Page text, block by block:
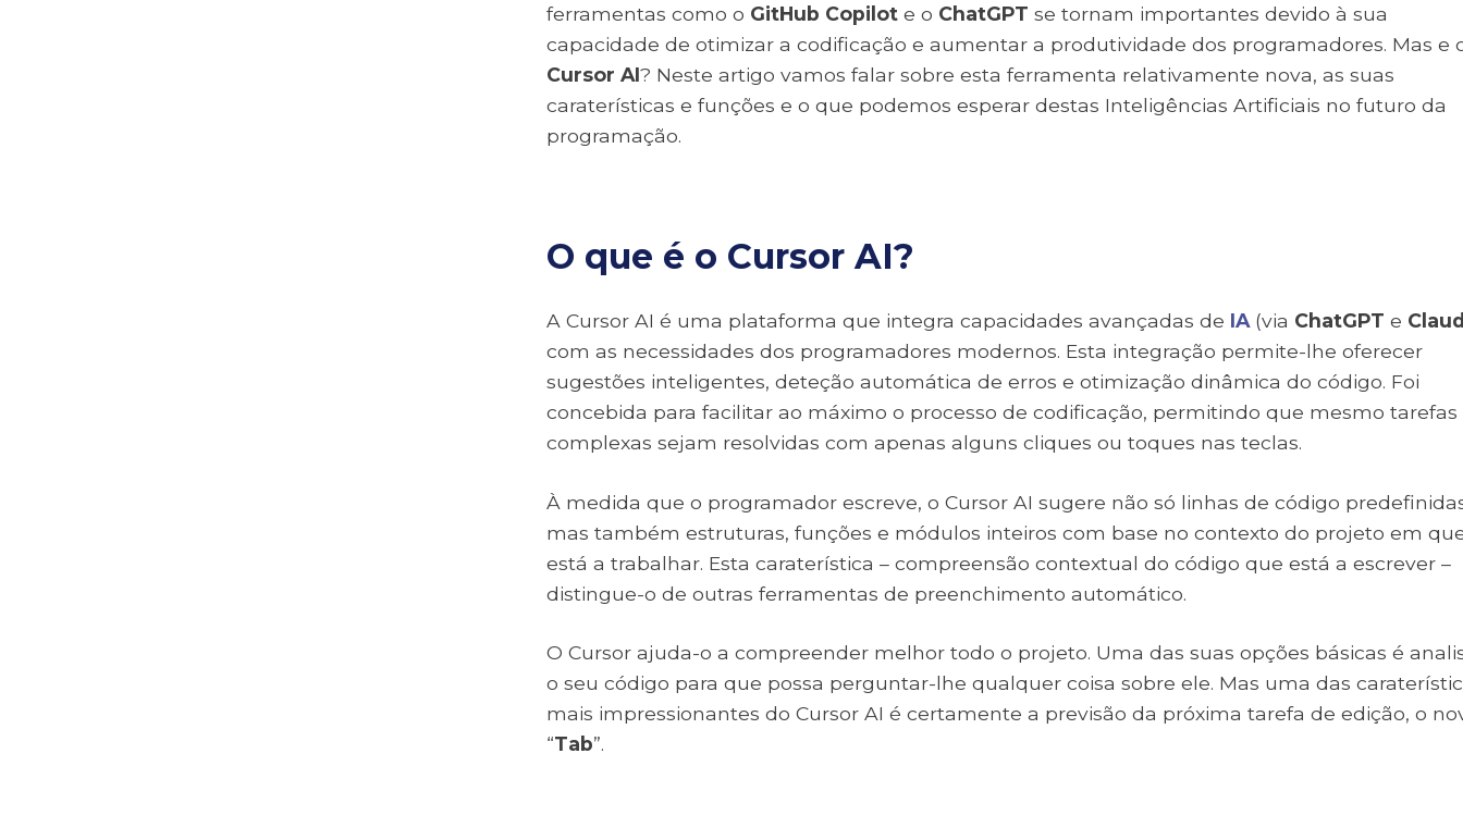
ferramentas como o GitHub Copilot e o ChatGPT se tornam importantes devido à sua
capacidade de otimizar a codificação e aumentar a produtividade dos programadores. Mas e
Cursor AI? Neste artigo vamos falar sobre esta ferramenta relativamente nova, as suas
caraterísticas e funções e o que podemos esperar destas Inteligências Artificiais no futuro da
programação.
O que é o Cursor AI?
A Cursor AI é uma plataforma que integra capacidades avançadas de IA(via ChatGPT e
com as necessidades dos programadores modernos. Esta integração permite-lhe oferecer
sugestões inteligentes, deteção automática de erros e otimização dinâmica do código. Foi
concebida para facilitar ao máximo o processo de codificação, permitindo que mesmo tarefas
complexas sejam resolvidas com apenas alguns cliques ou toques nas teclas.
À medida que o programador escreve, o Cursor AI sugere não só linhas de código
mas também estruturas, funções e módulos inteiros com base no contexto do projeto em
está a trabalhar. Esta caraterística – compreensão contextual do código que está a escrever –
distingue-o de outras ferramentas de preenchimento automático.
O Cursor ajuda-o a compreender melhor todo o projeto. Uma das suas opções básicas é
o seu código para que possa perguntar-lhe qualquer coisa sobre ele. Mas uma das
mais impressionantes do Cursor AI é certamente a previsão da próxima tarefa de edição, o
“Tab”.